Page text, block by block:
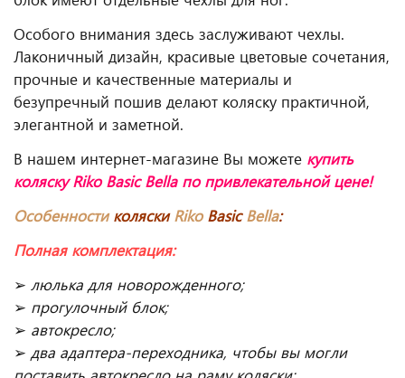
Особого внимания здесь заслуживают чехлы.
Лаконичный дизайн, красивые цветовые сочетания,
прочные и качественные материалы и
безупречный пошив делают коляску практичной,
элегантной и заметной.
В нашем интернет-магазине Вы можете купить
коляску Riko Basic Bella по привлекательной цене!
ОсобенностиколяскиRiko BasicBella:
Полная комплектация:
➢ люлька для новорожденного;
➢ прогулочный блок;
➢ автокресло;
➢ два адаптера-переходника, чтобы вы могли